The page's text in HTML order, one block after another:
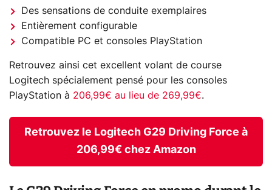
Des sensations de conduite exemplaires
Entièrement configurable
Compatible PC et consoles PlayStation
Retrouvez ainsi cet excellent volant de course
Logitech spécialement pensé pour les consoles
PlayStation à 206,99€ au lieu de 269,99€.
Retrouvez le Logitech G29 Driving Force à
206,99€ chez Amazon